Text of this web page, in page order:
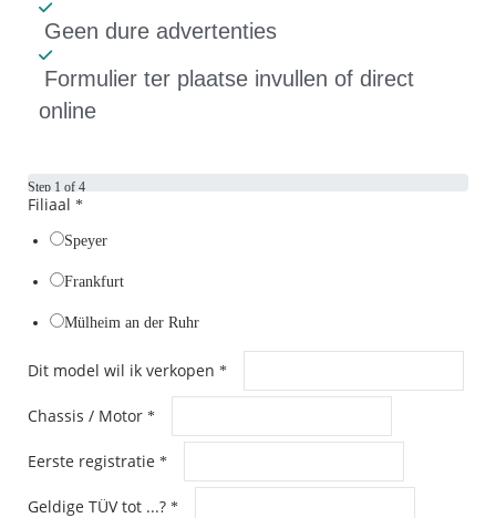
Geen dure advertenties
Formulier ter plaatse invullen of direct
online
Step 1 of 4
Filiaal *
Speyer
Frankfurt
Mülheim an der Ruhr
Dit model wil ik verkopen *
Chassis / Motor *
Eerste registratie *
Geldige TÜV tot ...? *